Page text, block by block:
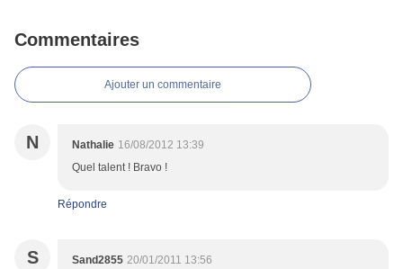
Commentaires
Ajouter un commentaire
N Nathalie 16/08/2012 13:39
Quel talent ! Bravo !
Répondre
S Sand2855 20/01/2011 13:56